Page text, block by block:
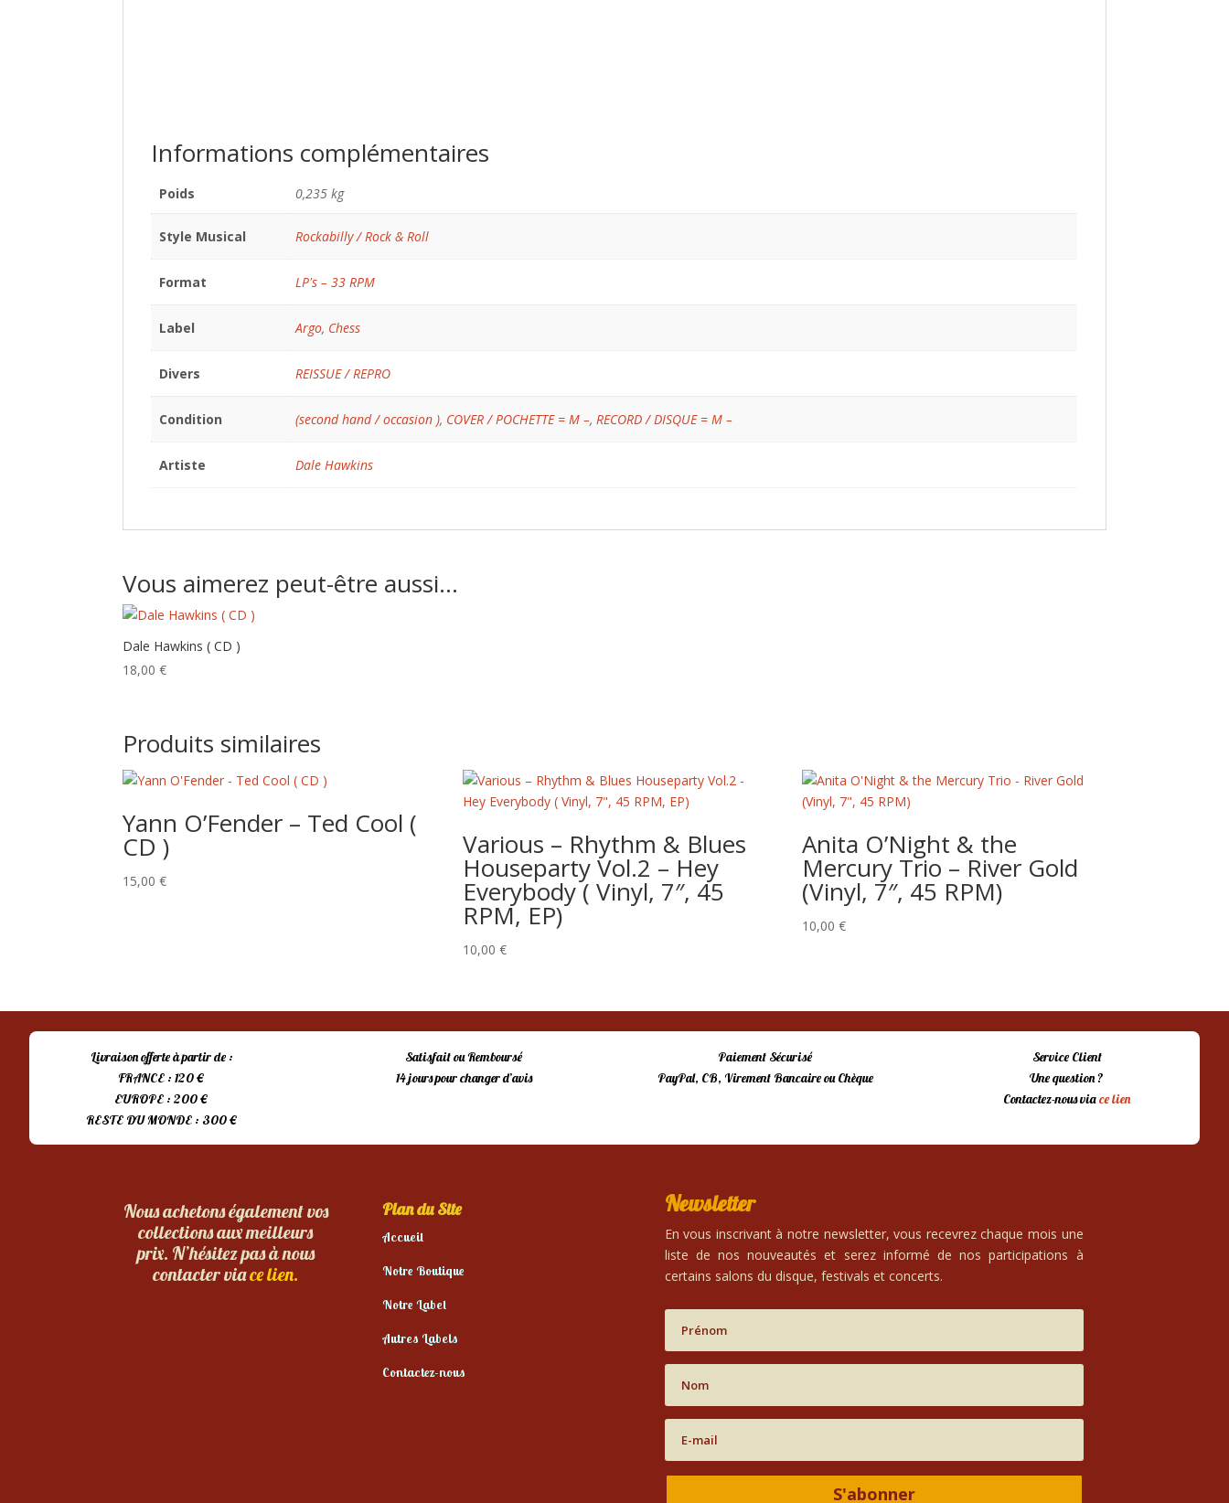
Informations complémentaires
Poids 0,235 kg
Style Musical Rockabilly / Rock & Roll
Format LP's – 33 RPM
Label Argo, Chess
Divers REISSUE / REPRO
Condition (second hand / occasion ), COVER / POCHETTE = M –,RECORD / DISQUE = M –
Artiste Dale Hawkins
Vous aimerez peut-être aussi…
Dale Hawkins ( CD )
18,00€
Produits similaires
Yann O’Fender – Ted Cool (
CD )
15,00€
Various ‎– Rhythm & Blues
Houseparty Vol.2 – Hey
Everybody ( Vinyl, 7″, 45
RPM, EP)
10,00 €
Anita O’Night & the
Mercury Trio – River Gold
(Vinyl, 7″, 45 RPM)
10,00€
Livraison offerte à partir de :
FRANCE : 120 €
EUROPE : 200 €
RESTE DU MONDE : 300 €
Satisfait ou Remboursé
14 jours pour changer d’avis
Paiement Sécurisé
PayPal, CB, Virement Bancaire ou Chèque
Service Client
Une question ?
Contactez-nous viace lien
Nous achetons également vos
collections aux meilleurs
prix. N’hésitez pas à nous
contacter viace lien.
Plan du Site
Accueil
Notre Boutique
Notre Label
Autres Labels
Contactez-nous
Newsletter
En vous inscrivant à notre newsletter, vous recevrez chaque mois une
liste de nos nouveautés et serez informé de nos participations à
certains salons du disque, festivals et concerts.
S'abonner